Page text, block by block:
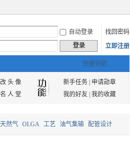
自动登录
找回密码
登录
立即注册
快捷导航
改 头 像 新手任务|
申请勋章
名 人 堂
我的好友| 我的收藏
然气 OLGA 工艺 油气集输 配管设计